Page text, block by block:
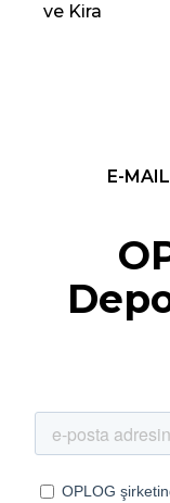
ve Kira
E-